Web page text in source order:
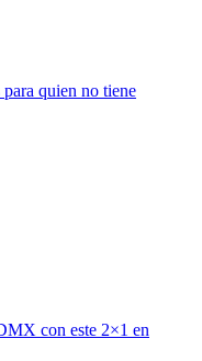
quien no tiene
con este 2×1 en